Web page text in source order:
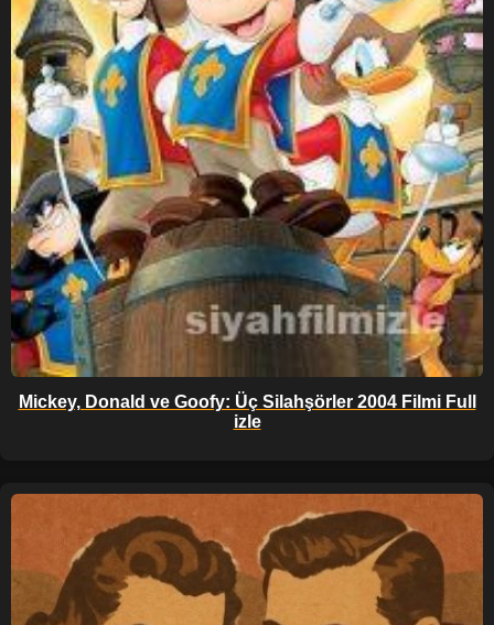
Mickey, Donald ve Goofy: Üç Silahşörler 2004 Filmi Full
izle